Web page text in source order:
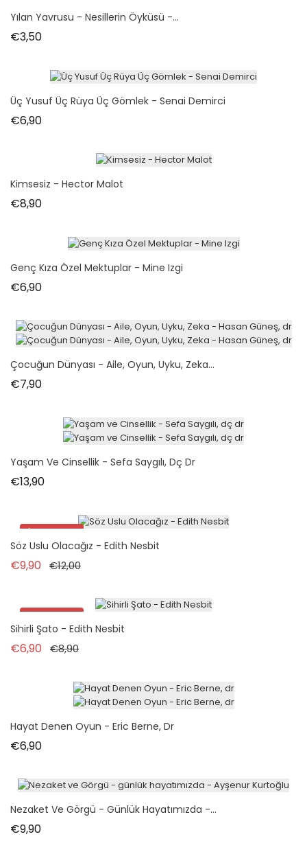
Yılan Yavrusu - Nesillerin Öyküsü -...
€3,50Fiyat
Üç Yusuf Üç Rüya Üç Gömlek - Senai Demirci
€6,90Fiyat
Kimsesiz - Hector Malot
€8,90Fiyat
Genç Kıza Özel Mektuplar - Mine Izgi
€6,90Fiyat
Çocuğun Dünyası - Aile, Oyun, Uyku, Zeka...
€7,90Fiyat
Yaşam Ve Cinsellik - Sefa Saygılı, Dç Dr
€13,90Fiyat
İndirimde!
Söz Uslu Olacağız - Edith Nesbit
€9,90 Normal fiyat
€12,00Fiyat
İndirimde!
Sihirli Şato - Edith Nesbit
€6,90 Normal fiyat
€8,90Fiyat
Hayat Denen Oyun - Eric Berne, Dr
€6,90Fiyat
Nezaket Ve Görgü - Günlük Hayatımızda -...
€9,90Fiyat